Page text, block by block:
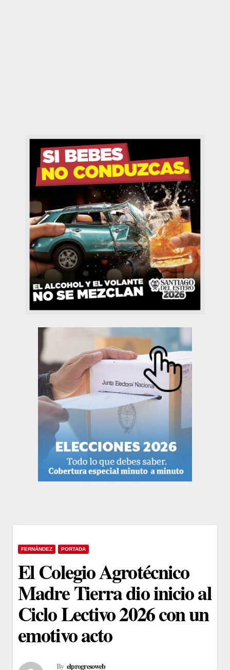
FERNÁNDEZ PORTADA
El Colegio Agrotécnico
Madre Tierra dio inicio al
Ciclo Lectivo 2026 con un
emotivo acto
By elprogresoweb